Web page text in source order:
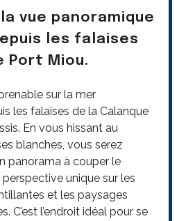
vue panoramique
les falaises
Port Miou.
sur la mer
les falaises de la Calanque
En vous hissant au
blanches, vous serez
panorama à couper le
unique sur les
et les paysages
C’est l’endroit idéal pour se